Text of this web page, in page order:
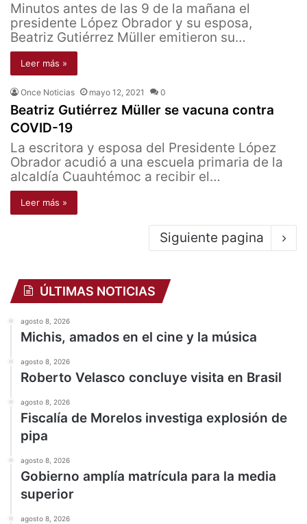
Minutos antes de las 9 de la mañana el
presidente López Obrador y su esposa,
Beatriz Gutiérrez Müller emitieron su…
Leer más »
Once Noticias mayo 12, 2021 0
Beatriz Gutiérrez Müller se vacuna contra
COVID-19
La escritora y esposa del Presidente López
Obrador acudió a una escuela primaria de la
alcaldía Cuauhtémoc a recibir el…
Leer más »
Siguiente pagina
ÚLTIMAS NOTICIAS
agosto 8, 2026
Michis, amados en el cine y la música
agosto 8, 2026
Roberto Velasco concluye visita en Brasil
agosto 8, 2026
Fiscalía de Morelos investiga explosión de
pipa
agosto 8, 2026
Gobierno amplía matrícula para la media
superior
agosto 8, 2026